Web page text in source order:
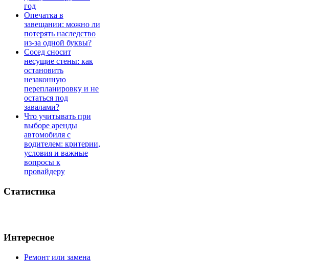
год
Опечатка в
завещании: можно ли
потерять наследство
из-за одной буквы?
Сосед сносит
несущие стены: как
остановить
незаконную
перепланировку и не
остаться под
завалами?
Что учитывать при
выборе аренды
автомобиля с
водителем: критерии,
условия и важные
вопросы к
провайдеру
Статистика
Интересное
Ремонт или замена